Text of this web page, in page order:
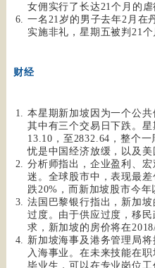
女佣实行了长达21个月的虐
一名21岁的男子去年2月在
实施非礼，星期五被判21个
财经
本星期新加坡因为一个公
其中有三个交易日下跌。
13.10，至2832.64，整个
忧是中国经济放缓，以及美
分析师指出，企业盈利、
迷。全球股市中，表现最
跌20%，而新加坡股市今年
法国巴黎银行指出，新加
过度。由于供应过度，移
求，新加坡的房价将在
新加坡海事及港务管理局
入海事业。在未来技能在
毕业生，可以在专业岗位